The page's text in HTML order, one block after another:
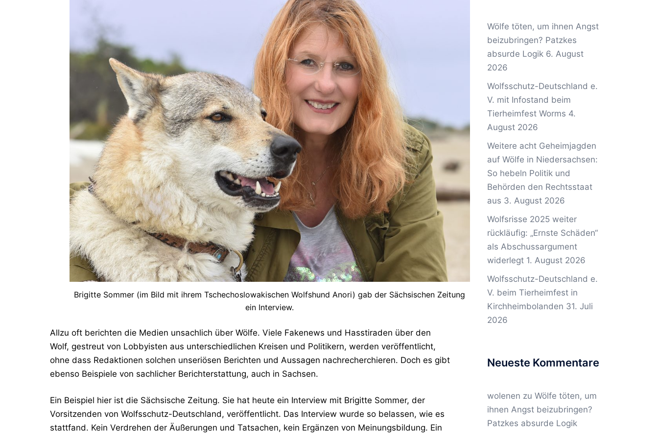
Brigitte Sommer (im Bild mit ihrem Tschechoslowakischen Wolfshund Anori) gab der Sächsischen Zeitung
ein Interview.
Allzu oft berichten die Medien unsachlich über Wölfe. Viele Fakenews und Hasstiraden über den
Wolf, gestreut von Lobbyisten aus unterschiedlichen Kreisen und Politikern, werden veröffentlicht,
ohne dass Redaktionen solchen unseriösen Berichten und Aussagen nachrecherchieren. Doch es gibt
ebenso Beispiele von sachlicher Berichterstattung, auch in Sachsen.
Ein Beispiel hier ist die Sächsische Zeitung. Sie hat heute ein Interview mit Brigitte Sommer, der
Vorsitzenden von Wolfsschutz-Deutschland, veröffentlicht. Das Interview wurde so belassen, wie es
stattfand. Kein Verdrehen der Äußerungen und Tatsachen, kein Ergänzen von Meinungsbildung. Ein
Wölfe töten, um ihnen Angst
beizubringen? Patzkes
absurde Logik 6. August
2026
Wolfsschutz-Deutschland e.
V. mit Infostand beim
Tierheimfest Worms 4.
August 2026
Weitere acht Geheimjagden
auf Wölfe in Niedersachsen:
So hebeln Politik und
Behörden den Rechtsstaat
aus 3. August 2026
Wolfsrisse 2025 weiter
rückläufig: „Ernste Schäden“
als Abschussargument
widerlegt 1. August 2026
Wolfsschutz-Deutschland e.
V. beim Tierheimfest in
Kirchheimbolanden 31. Juli
2026
Neueste Kommentare
wolenen zu Wölfe töten, um
ihnen Angst beizubringen?
Patzkes absurde Logik